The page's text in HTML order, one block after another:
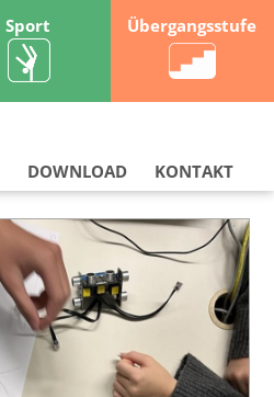
Sport Übergangsstufe
KONTAKT
DOWNLOAD